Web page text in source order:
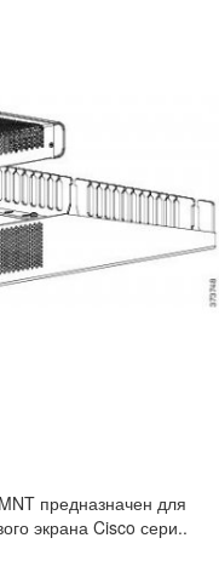
предназначен для
экрана Cisco сери..